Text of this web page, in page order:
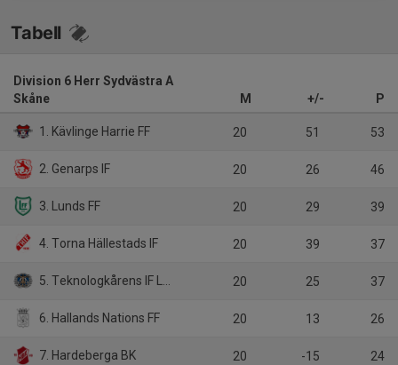
Tabell
Division 6 Herr Sydvästra A
Skåne
M +/- P
1. Kävlinge Harrie FF 20 51 53
2. Genarps IF 20 26 46
3. Lunds FF 20 29 39
4. Torna Hällestads IF 20 39 37
5. Teknologkårens IF LTH 20 25 37
6. Hallands Nations FF 20 13 26
7. Hardeberga BK 20 -15 24